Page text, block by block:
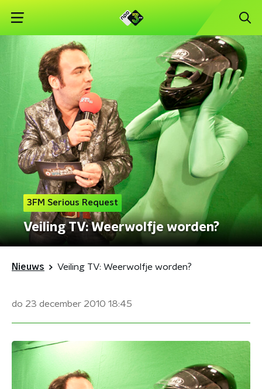
3FM Serious Request
Veiling TV: Weerwolfje worden?
Nieuws Veiling TV: Weerwolfje worden?
do 23 december 2010 18:45